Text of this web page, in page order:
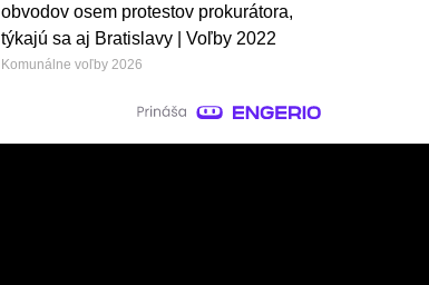
obvodov osem protestov prokurátora,
týkajú sa aj Bratislavy | Voľby 2022
Komunálne voľby 2026